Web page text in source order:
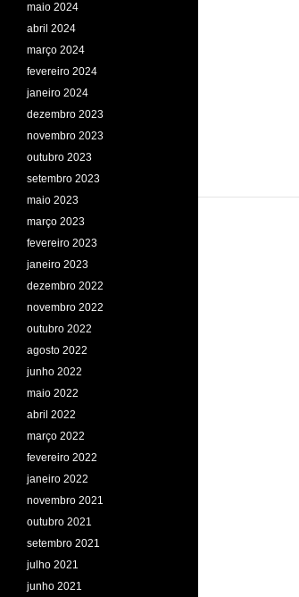
maio 2024
abril 2024
março 2024
fevereiro 2024
janeiro 2024
dezembro 2023
novembro 2023
outubro 2023
setembro 2023
maio 2023
março 2023
fevereiro 2023
janeiro 2023
dezembro 2022
novembro 2022
outubro 2022
agosto 2022
junho 2022
maio 2022
abril 2022
março 2022
fevereiro 2022
janeiro 2022
novembro 2021
outubro 2021
setembro 2021
julho 2021
junho 2021